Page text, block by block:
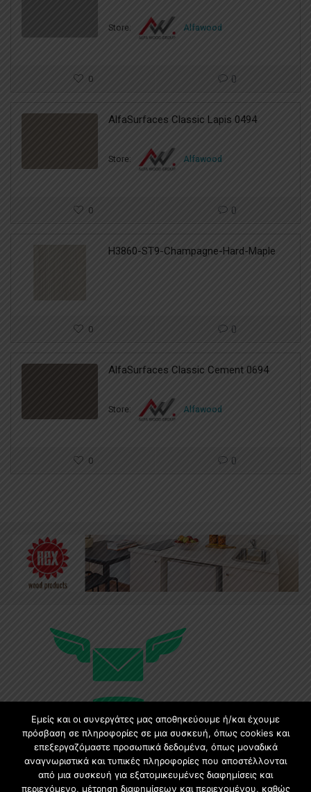
Store: Alfawood
0 0
AlfaSurfaces Classic Lapis 0494
Store: Alfawood
0 0
H3860-ST9-Champagne-Hard-Maple
0 0
AlfaSurfaces Classic Cement 0694
Store: Alfawood
0 0
Εγγραφή στο Newsletter
Εμείς και οι συνεργάτες μας αποθηκεύουμε ή/και έχουμε
πρόσβαση σε πληροφορίες σε μια συσκευή, όπως cookies και
επεξεργαζόμαστε προσωπικά δεδομένα, όπως μοναδικά
αναγνωριστικά και τυπικές πληροφορίες που αποστέλλονται
από μια συσκευή για εξατομικευμένες διαφημίσεις και
περιεχόμενο, μέτρηση διαφημίσεων και περιεχομένου, καθώς